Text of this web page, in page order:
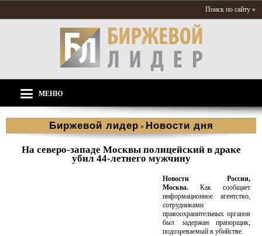
Поиск по сайту »
МЕНЮ
Биржевой лидер » Новости дня
На северо-западе Москвы полицейский в драке
убил 44-летнего мужчину
Новости России,
Москва. Как сообщает
информационное агентство,
сотрудниками
правоохранительных органов
был задержан прапорщик,
подозреваемый в убийстве.